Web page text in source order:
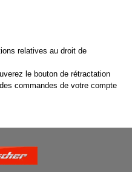
relatives au droit de
le bouton de rétractation
commandes de votre compte